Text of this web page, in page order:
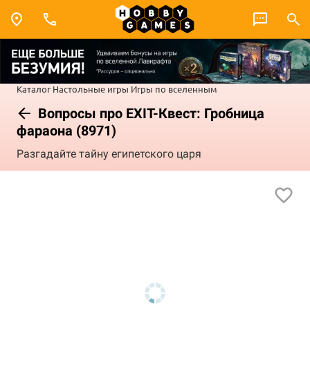
Каталог Настольные игры Игры по вселенным
Вопросы про EXIT-Квест: Гробница
фараона (8971)
Разгадайте тайну египетского царя